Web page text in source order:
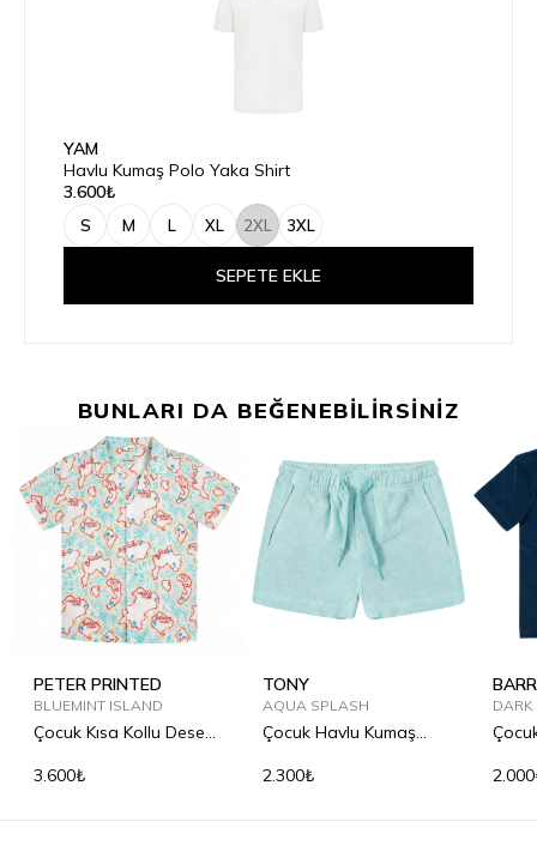
YAM
Havlu Kumaş Polo Yaka Shirt
3.600₺
S M L XL 2XL 3XL
SEPETE EKLE
BUNLARI DA BEĞENEBİLİRSİNİZ
PETER PRINTED
BLUEMINT ISLAND
Çocuk Kısa Kollu Desenli
3.600₺
TONY
AQUA SPLASH
Çocuk Havlu Kumaş
2.300₺
DARK